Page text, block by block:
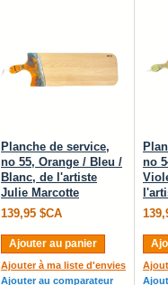
Planche de service,
no 55, Orange / Bleu /
Blanc, de l'artiste
Julie Marcotte
139,95 $CA
Ajouter au panier
Ajouter à ma liste d'envies
Ajouter au comparateur
no